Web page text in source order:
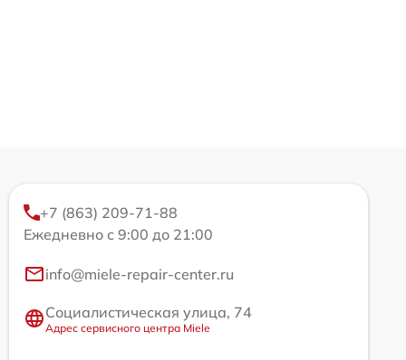
+7 (863) 209-71-88
Ежедневно с 9:00 до 21:00
info@miele-repair-center.ru
Социалистическая улица, 74
Адрес сервисного центра Miele